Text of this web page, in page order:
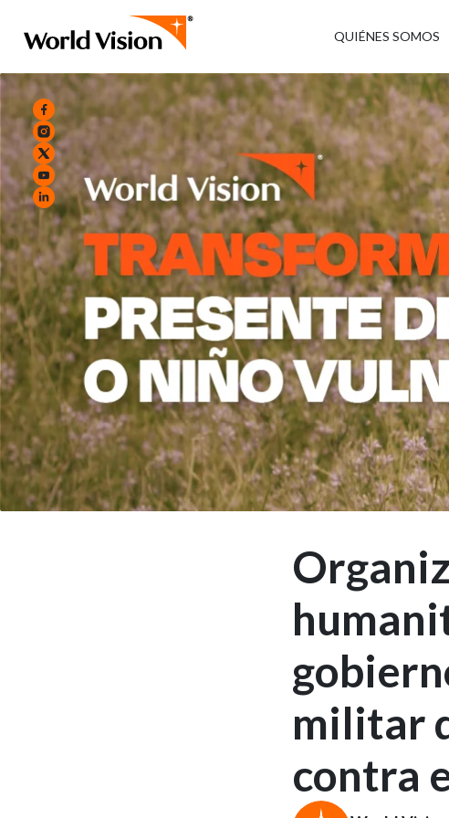
QUIÉNES SOMOS
militar
contra